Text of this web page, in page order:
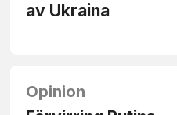
av Ukraina
Opinion